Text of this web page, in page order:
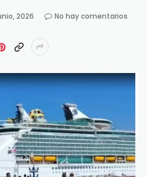
2026
No hay comentarios